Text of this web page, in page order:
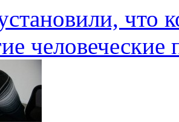
что
человеческие